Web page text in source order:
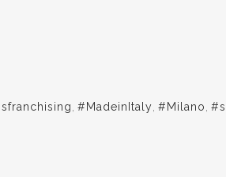
, #MadeinItaly, #Milano,